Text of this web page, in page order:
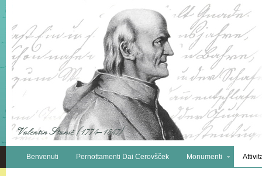
Benvenuti Pernottamenti Dai Cerovšček Monumenti